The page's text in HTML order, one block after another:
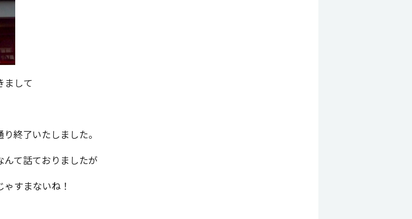
まして
終了いたしました。
て話ておりましたが
すまないね！